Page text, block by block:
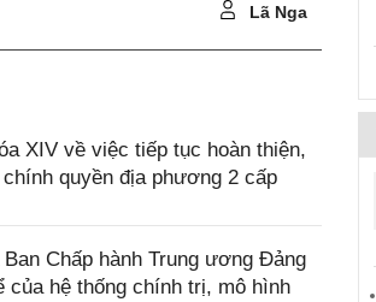
Lã Nga
XIV về việc tiếp tục hoàn thiện,
quyền địa phương 2 cấp
Chấp hành Trung ương Đảng
của hệ thống chính trị, mô hình